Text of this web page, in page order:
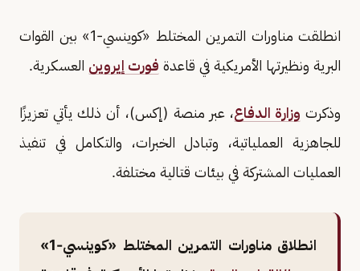
انطلقت مناورات التمرين المختلط «كوينسي-1» بين القوات
البرية ونظيرتها الأمريكية في قاعدة فورت إيروين العسكرية.
وذكرت وزارة الدفاع، عبر منصة (إكس)، أن ذلك يأتي تعزيزًا
للجاهزية العملياتية، وتبادل الخبرات، والتكامل في تنفيذ
العمليات المشتركة في بيئات قتالية مختلفة.
انطلاق مناورات التمرين المختلط «كوينسي-1»